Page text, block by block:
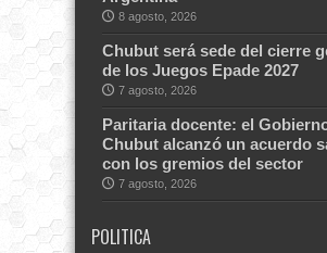
8 agosto, 2026
Chubut será sede del cierre
de los Juegos Epade 2027
7 agosto, 2026
Paritaria docente: el
Chubut alcanzó un acuerdo
con los gremios del sector
7 agosto, 2026
POLITICA